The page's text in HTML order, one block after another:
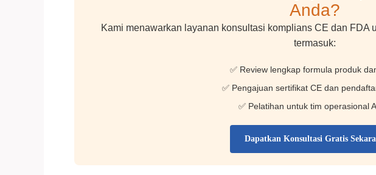
Anda?
Kami menawarkan layanan konsultasi komplians CE dan FDA
termasuk:
✅ Review lengkap formula produk
✅ Pengajuan sertifikat CE dan
✅ Pelatihan untuk tim operasional
Dapatkan Konsultasi Gratis